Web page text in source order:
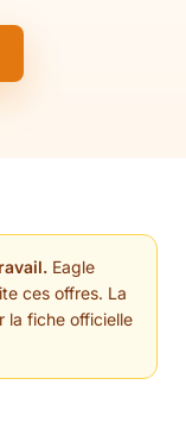
Eagle
ces offres. La
la fiche officielle